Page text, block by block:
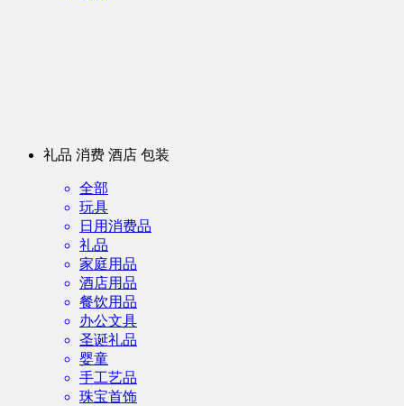
礼品 消费 酒店 包装
全部
玩具
日用消费品
礼品
家庭用品
酒店用品
餐饮用品
办公文具
圣诞礼品
婴童
手工艺品
珠宝首饰